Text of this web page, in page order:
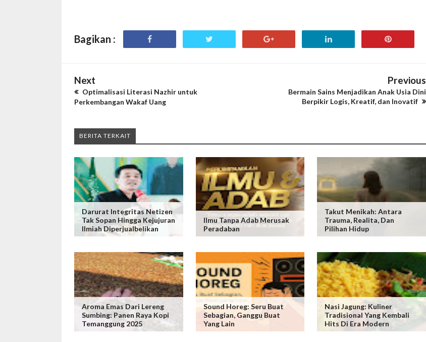
Bagikan :
Next
Optimalisasi Literasi Nazhir untuk
Perkembangan Wakaf Uang
Previous
Bermain Sains Menjadikan Anak Usia Dini
Berpikir Logis, Kreatif, dan Inovatif
BERITA TERKAIT
Darurat Integritas Netizen
Tak Sopan Hingga Kejujuran
Ilmiah Diperjualbelikan
Ilmu Tanpa Adab Merusak
Peradaban
Takut Menikah: Antara
Trauma, Realita, Dan
Pilihan Hidup
Aroma Emas Dari Lereng
Sumbing: Panen Raya Kopi
Temanggung 2025
Sound Horeg: Seru Buat
Sebagian, Ganggu Buat
Yang Lain
Nasi Jagung: Kuliner
Tradisional Yang Kembali
Hits Di Era Modern